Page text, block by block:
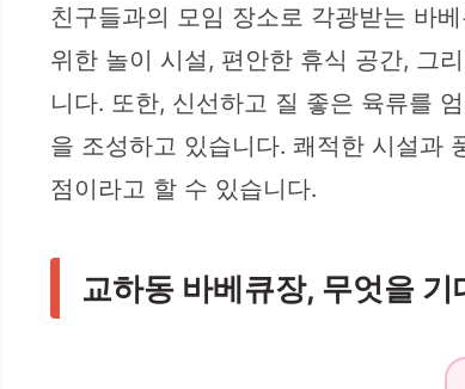
친구들과의 모임 장소로 각광받는 바
위한 놀이 시설, 편안한 휴식 공간, 그
니다. 또한, 신선하고 질 좋은 육류를
을 조성하고 있습니다. 쾌적한 시설과
점이라고 할 수 있습니다.
교하동 바베큐장, 무엇을